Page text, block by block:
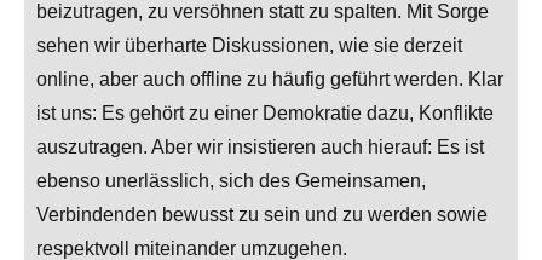
beizutragen, zu versöhnen statt zu spalten. Mit Sorge
sehen wir überharte Diskussionen, wie sie derzeit
online, aber auch offline zu häufig geführt werden. Klar
ist uns: Es gehört zu einer Demokratie dazu, Konflikte
auszutragen. Aber wir insistieren auch hierauf: Es ist
ebenso unerlässlich, sich des Gemeinsamen,
Verbindenden bewusst zu sein und zu werden sowie
respektvoll miteinander umzugehen.